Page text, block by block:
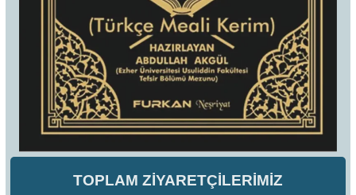
TOPLAM ZİYARETÇİLERİMİZ